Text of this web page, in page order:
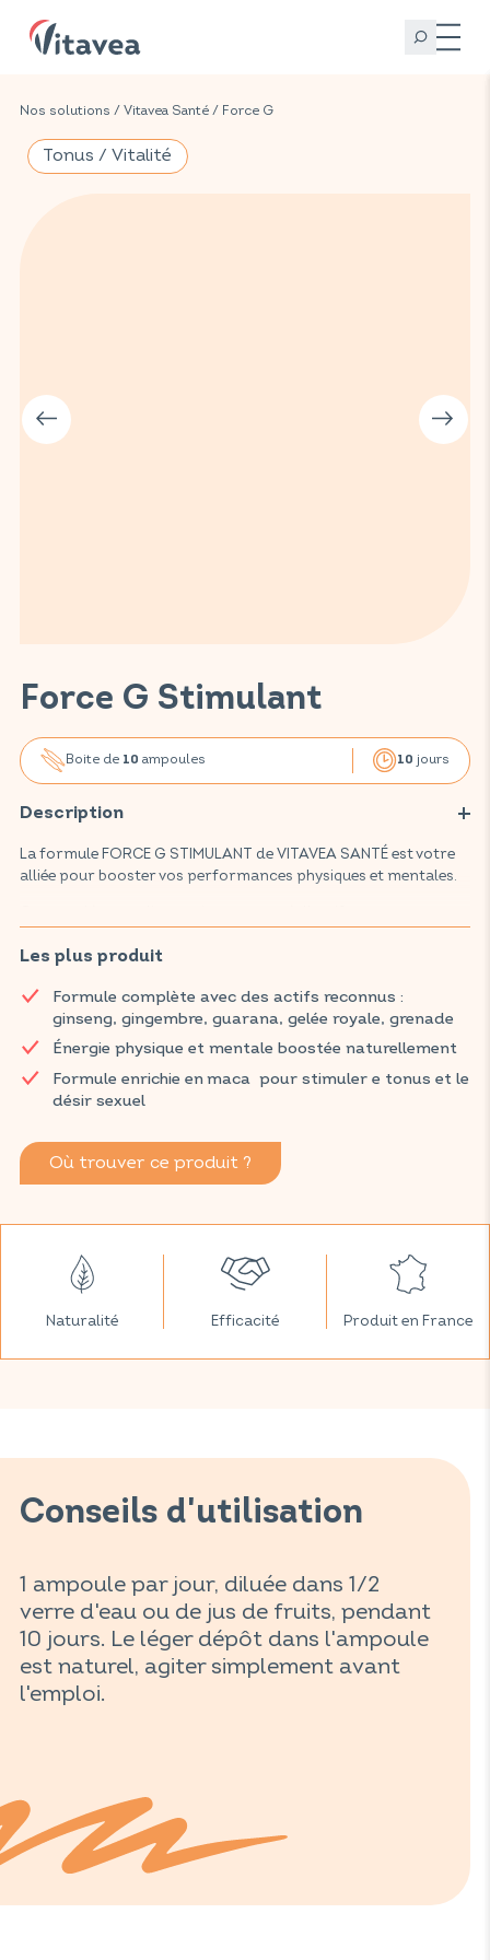
Nos solutions / Vitavea Santé / Force G
Force G Stimulant
Boite de 10 ampoules 10 jours
Description
La formule FORCE G STIMULANT de VITAVEA SANTÉ est votre
alliée pour booster vos performances physiques et mentales.
plébiscités, favorise l'équilibre de l'organisme grâce au ginseng,
soutient la vivacité intellectuelle et réduit la fatigue mentale
associe les bienfaits du ginseng, du gingembre, du guarana, de
la gelée royale et de la grenade pour une efficacité optimale.
Retrouvez vos produits VITAVEA SANTÉ dans votre pharmacie
et parapharmacie habituelles.
Les plus produit
Formule complète avec des actifs reconnus :
ginseng, gingembre, guarana, gelée royale, grenade
Énergie physique et mentale boostée naturellement
Formule enrichie en maca pour stimuler e tonus et le
désir sexuel
Où trouver ce produit ?
Tonus / Vitalité
Naturalité Efficacité Produit en France
Conseils d'utilisation
1 ampoule par jour, diluée dans 1/2
verre d'eau ou de jus de fruits, pendant
10 jours. Le léger dépôt dans l'ampoule
est naturel, agiter simplement avant
l'emploi.